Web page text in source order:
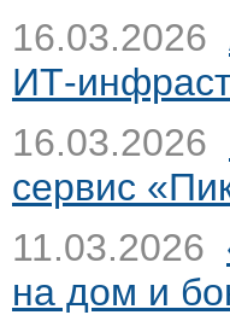
16.03.2026
ИТ-
16.03.2026
сервис
11.03.2026
на дом и